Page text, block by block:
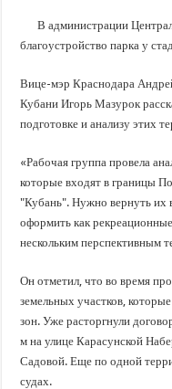
Важные правила обращения в
Стартовал прием заявок на
В администрации
благоустройство парка у
Вице-мэр Краснодара
Кубани Игорь Мазурок
подготовке и анализу этих
«Рабочая группа провела
которые входят в границы
"Кубань". Нужно вернуть их
оформить как
нескольким перспективным
Он отметил, что во время
земельных участков,
зон. Уже расторгнули
м на улице Карасунской
Садовой. Еще по одной
судах.